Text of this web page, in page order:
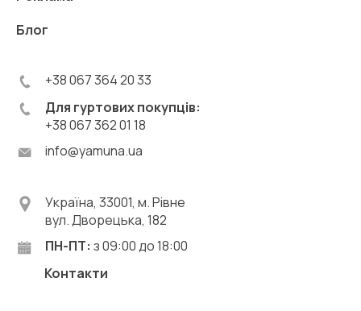
+38 067 364 20 33
Для гуртових покупців:
+38 067 362 01 18
info@yamuna.ua
Блог
Україна, 33001, м. Рівне
вул. Дворецька, 182
ПН-ПТ: з 09:00 до 18:00
Контакти